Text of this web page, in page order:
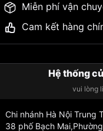
Miễn phí vận
Cam kết hàng
Hệ thống
vui lòng
Chi nhánh Hà Nội Trung
38 phố Bạch